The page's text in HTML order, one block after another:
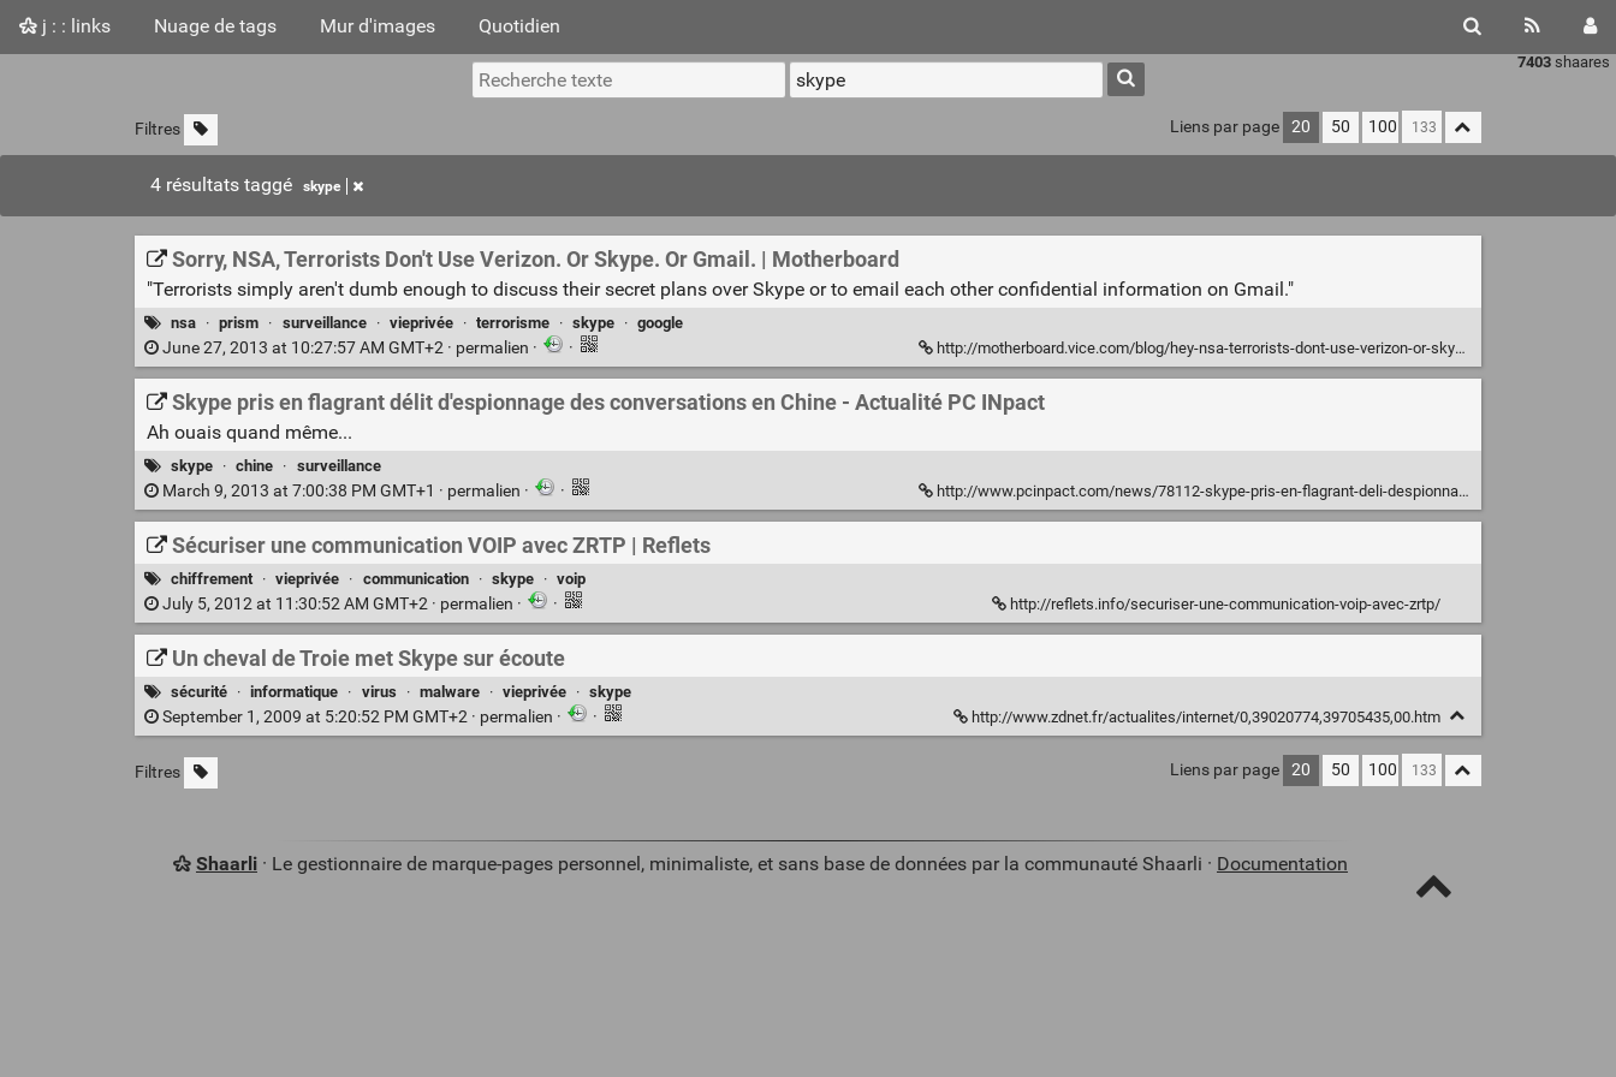
j : : links Nuage de tags Mur d'images Quotidien
7403 shaares
Filtres Liens par page 20 50 100
4 résultats taggé skype
Sorry, NSA, Terrorists Don't Use Verizon. Or Skype. Or Gmail. | Motherboard
"Terrorists simply aren't dumb enough to discuss their secret plans over Skype or to email each other confidential information on Gmail."
nsa · prism · surveillance · vieprivée · terrorisme · skype · google
June 27, 2013 at 10:27:57 AM GMT+2 · permalien · · http://motherboard.vice.com/blog/hey-nsa-terrorists-dont-use-verizon-or-skype-or-gmail
Skype pris en flagrant délit d'espionnage des conversations en Chine - Actualité PC INpact
Ah ouais quand même...
skype · chine · surveillance
March 9, 2013 at 7:00:38 PM GMT+1 · permalien · · http://www.pcinpact.com/news/78112-skype-pris-en-flagrant-deli-despionnage-conversations-en-chine.htm
Sécuriser une communication VOIP avec ZRTP | Reflets
chiffrement · vieprivée · communication · skype · voip
July 5, 2012 at 11:30:52 AM GMT+2 · permalien · · http://reflets.info/securiser-une-communication-voip-avec-zrtp/
Un cheval de Troie met Skype sur écoute
sécurité · informatique · virus · malware · vieprivée · skype
September 1, 2009 at 5:20:52 PM GMT+2 · permalien · · http://www.zdnet.fr/actualites/internet/0,39020774,39705435,00.htm
Filtres Liens par page 20 50 100
Shaarli· Le gestionnaire de marque-pages personnel, minimaliste, et sans base de données par la communauté Shaarli · Documentation